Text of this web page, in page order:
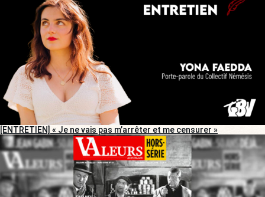
[ENTRETIEN] « Je ne vais pas m’arrêter et me censurer »